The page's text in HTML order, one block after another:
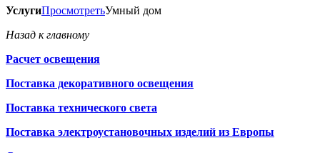
УслугиПросмотретьУмный дом
Назад к главному
Расчет освещения
Поставка декоративного освещения
Поставка технического света
Поставка электроустановочных изделий из Европы